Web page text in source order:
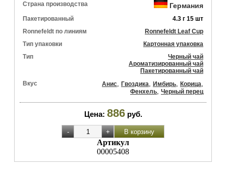
Страна производства Германия
Пакетированный
4.3 г 15 шт
Ronnefeldt по линиям
Ronnefeldt Leaf Cup
Тип упаковки
Картонная упаковка
Тип
Черный чай
Ароматизированный чай
Пакетированный чай
Вкус
Анис, Гвоздика, Имбирь, Корица,
Фенхель, Черный перец
Цена: 886 руб.
Артикул
00005408